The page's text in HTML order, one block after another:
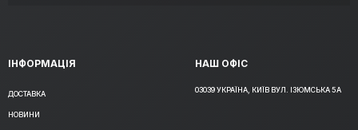
ІНФОРМАЦІЯ
ДОСТАВКА
НОВИНИ
НАШ ОФІС
03039 УКРАЇНА, КИЇВ ВУЛ. ІЗЮМСЬКА 5А